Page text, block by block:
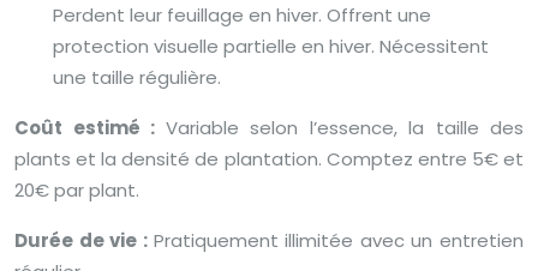
Perdent leur feuillage en hiver. Offrent une
protection visuelle partielle en hiver. Nécessitent
une taille régulière.
Coût estimé : Variable selon l’essence, la taille des
plants et la densité de plantation. Comptez entre 5€ et
20€ par plant.
Durée de vie : Pratiquement illimitée avec un entretien